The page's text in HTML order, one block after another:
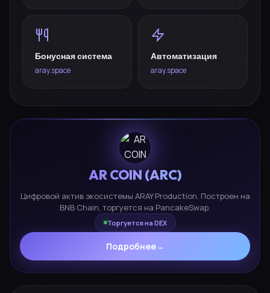
Бонусная система
aray.space
Автоматизация
aray.space
AR COIN (ARC)
Цифровой актив экосистемы ARAY Production. Построен на
BNB Chain, торгуется на PancakeSwap.
Торгуется на DEX
Подробнее→